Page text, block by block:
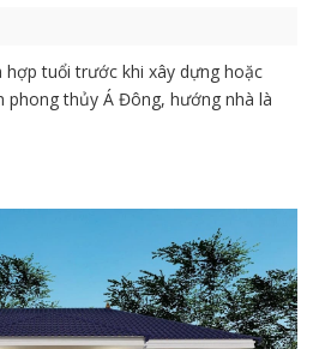
hợp tuổi trước khi xây dựng hoặc
phong thủy Á Đông, hướng nhà là